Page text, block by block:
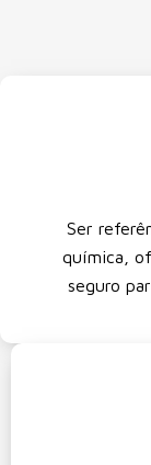
Ser
química,
seguro